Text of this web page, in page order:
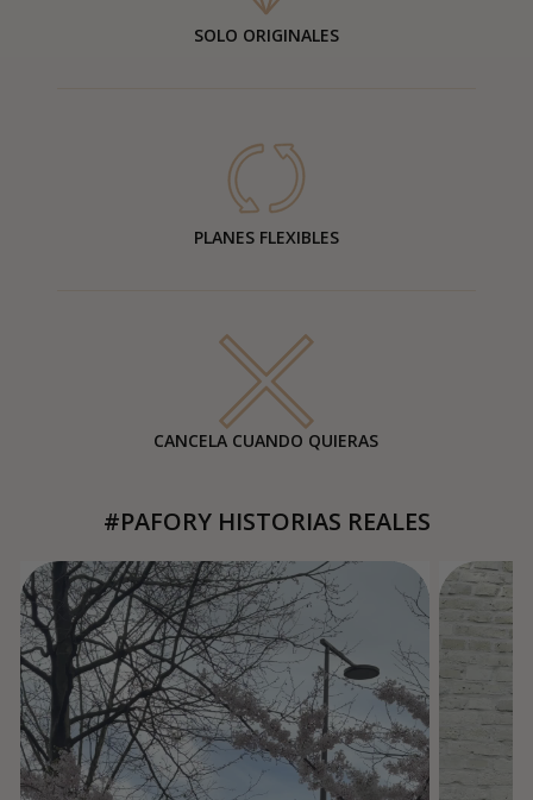
SOLO ORIGINALES
PLANES FLEXIBLES
CANCELA CUANDO QUIERAS
#PAFORY HISTORIAS REALES